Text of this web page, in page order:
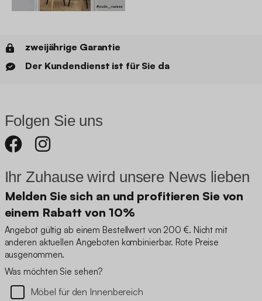
zweijährige Garantie
Der Kundendienst ist für Sie da
Folgen Sie uns
Ihr Zuhause wird unsere News lieben
Melden Sie sich an und profitieren Sie von
einem Rabatt von 10%
Angebot gültig ab einem Bestellwert von 200 €. Nicht mit
anderen aktuellen Angeboten kombinierbar. Rote Preise
ausgenommen.
Was möchten Sie sehen?
Möbel für den Innenbereich